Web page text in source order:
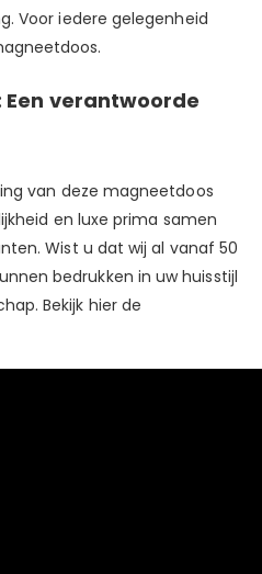
Voor iedere gelegenheid
verantwoorde
van deze magneetdoos
en luxe prima samen
Wist u dat wij al vanaf 50
bedrukken in uw huisstijl
Bekijk hierde